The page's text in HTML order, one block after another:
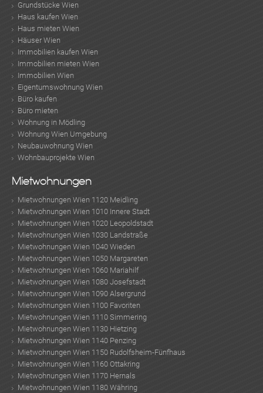
Grundstücke Wien
Haus kaufen Wien
Haus mieten Wien
Häuser Wien
Immobilien kaufen Wien
Immobilien mieten Wien
Immobilien Wien
Eigentumswohnung Wien
Büro kaufen
Büro mieten
Wohnung in Mödling
Wohnung Wien Umgebung
Neubauwohnung Wien
Wohnbauprojekte Wien
Mietwohnungen
Mietwohnungen Wien 1120 Meidling
Mietwohnungen Wien 1010 Innere Stadt
Mietwohnungen Wien 1020 Leopoldstadt
Mietwohnungen Wien 1030 Landstraße
Mietwohnungen Wien 1040 Wieden
Mietwohnungen Wien 1050 Margareten
Mietwohnungen Wien 1060 Mariahilf
Mietwohnungen Wien 1080 Josefstadt
Mietwohnungen Wien 1090 Alsergrund
Mietwohnungen Wien 1100 Favoriten
Mietwohnungen Wien 1110 Simmering
Mietwohnungen Wien 1130 Hietzing
Mietwohnungen Wien 1140 Penzing
Mietwohnungen Wien 1150 Rudolfsheim-Fünfhaus
Mietwohnungen Wien 1160 Ottakring
Mietwohnungen Wien 1170 Hernals
Mietwohnungen Wien 1180 Währing